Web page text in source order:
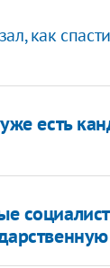
как
есть